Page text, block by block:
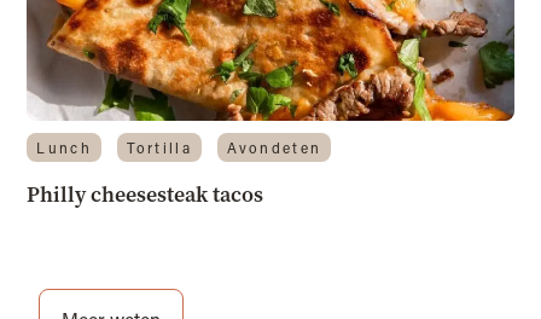
Lunch Tortilla Avondeten
Philly cheesesteak tacos